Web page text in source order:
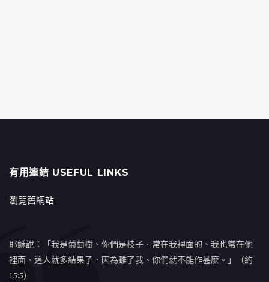
有用連結 USEFUL LINKS
瀏覽舊網站
耶穌說：「我是葡萄樹、你們是枝子．常在我裡面的、我也常在他
裡面、這人就多結果子．因為離了我、你們就不能作甚麼。」（約
15:5）